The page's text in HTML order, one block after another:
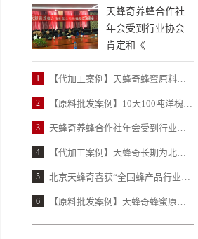
天蜂奇养蜂合作社
年会受到行业协会
肯定和《...
1 【代加工案例】天蜂奇蜂蜜原料以100%合格率获得北京某保健品公司高度认可
2 【原料批发案例】10天100吨洋槐蜂蜜 天蜂奇让北京某大型民营蜂蜜厂惊喜不已
3 天蜂奇养蜂合作社年会受到行业协会肯定和《中国蜂产品》报道
4 【代加工案例】天蜂奇长期为北京某民营老牌蜂蜜厂提供蜂蜜柚子茶代加工
5 北京天蜂奇喜获“全国蜂产品行业龙头企业”荣誉
6 【原料批发案例】天蜂奇蜂蜜原料赢得某国营蜂蜜厂近20年信赖